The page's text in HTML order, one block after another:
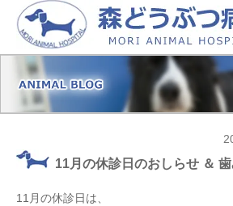
11月の休診日のおしらせ ＆
11月の休診日は、